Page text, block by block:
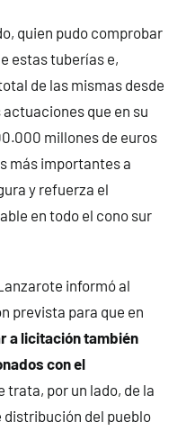
quien pudo comprobar
estas tuberías e,
de las mismas desde
que en su
millones de euros
más importantes a
y refuerza el
en todo el cono sur
informó al
prevista para que en
a licitación también
con el
trata, por un lado, de la
distribución del pueblo